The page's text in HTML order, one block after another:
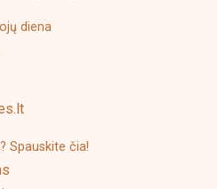
diena
Spauskite čia!